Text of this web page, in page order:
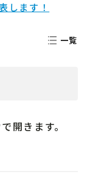
します！
一覧
開きます。